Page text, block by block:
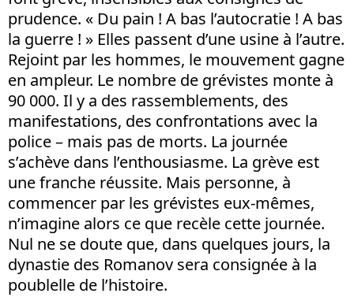
prudence. « Du pain ! A bas l’autocratie ! A bas
la guerre ! » Elles passent d’une usine à l’autre.
Rejoint par les hommes, le mouvement gagne
en ampleur. Le nombre de grévistes monte à
90 000. Il y a des rassemblements, des
manifestations, des confrontations avec la
police – mais pas de morts. La journée
s’achève dans l’enthousiasme. La grève est
une franche réussite. Mais personne, à
commencer par les grévistes eux-mêmes,
n’imagine alors ce que recèle cette journée.
Nul ne se doute que, dans quelques jours, la
dynastie des Romanov sera consignée à la
poublelle de l’histoire.